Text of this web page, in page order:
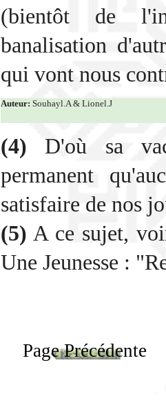
(bientôt de
banalisation
qui vont nous
Auteur: Souhayl.A & Lionel.J
(4) D'où sa
permanent
satisfaire de nos
(5) A ce sujet,
Une Jeunesse :
Page Précédente